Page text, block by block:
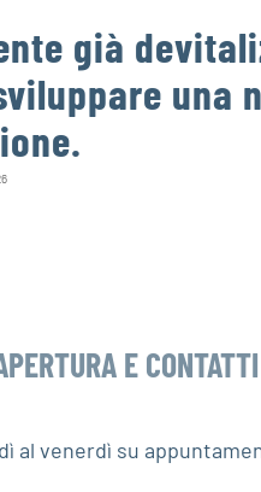
già
una
E CONTATTI
al venerdì su